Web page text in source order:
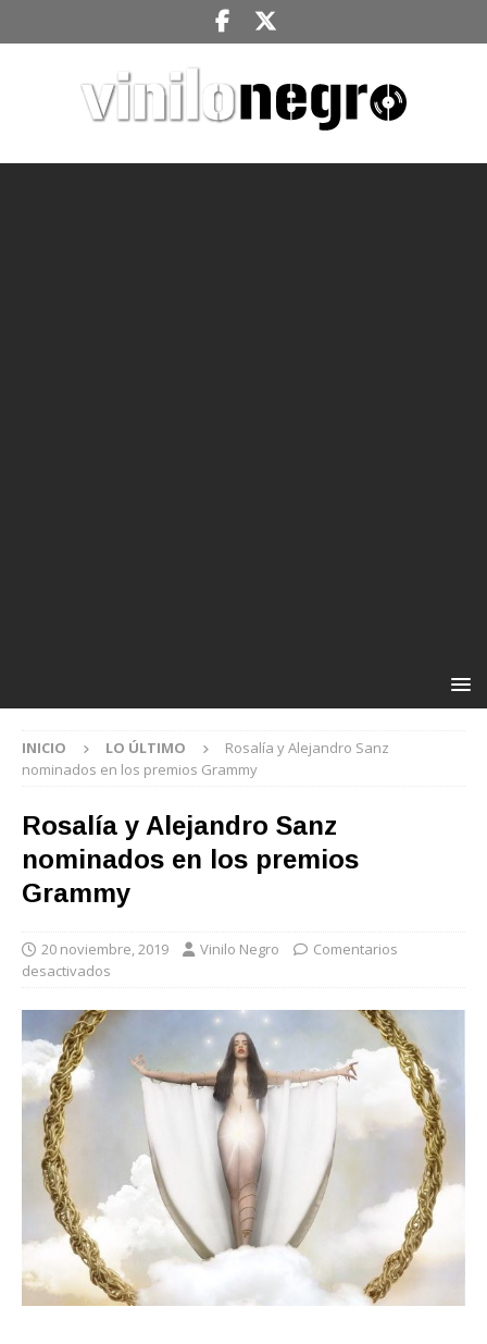
INICIO LO ÚLTIMO
Rosalía y Alejandro Sanz
nominados en los premios Grammy
Rosalía y Alejandro Sanz
nominados en los premios
Grammy
20 noviembre, 2019 Vinilo Negro
Comentarios
desactivados